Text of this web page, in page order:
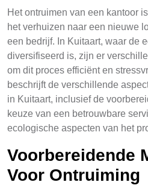
Het ontruimen van een kantoor
het verhuizen naar een nieuwe
een bedrijf. In Kuitaart, waar de
diversifiseerd is, zijn er
om dit proces efficiënt en
beschrijft de verschillende
in Kuitaart, inclusief de
keuze van een betrouwbare
ecologische aspecten van het
Voorbereidende
Voor Ontruiming